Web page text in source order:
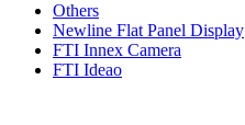
Others
Newline Flat Panel Display
FTI Innex Camera
FTI Ideao